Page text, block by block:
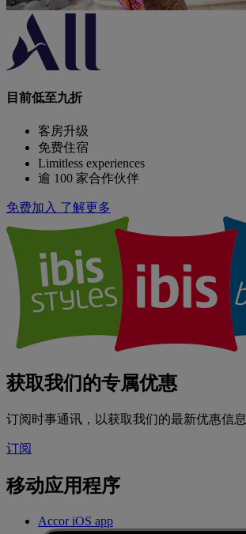
目前低至九折
客房升级
免费住宿
Limitless experiences
逾 100 家合作伙伴
免费加入 了解更多
获取我们的专属优惠
订阅时事通讯，以获取我们的最新优惠信息
订阅
移动应用程序
Accor iOS app